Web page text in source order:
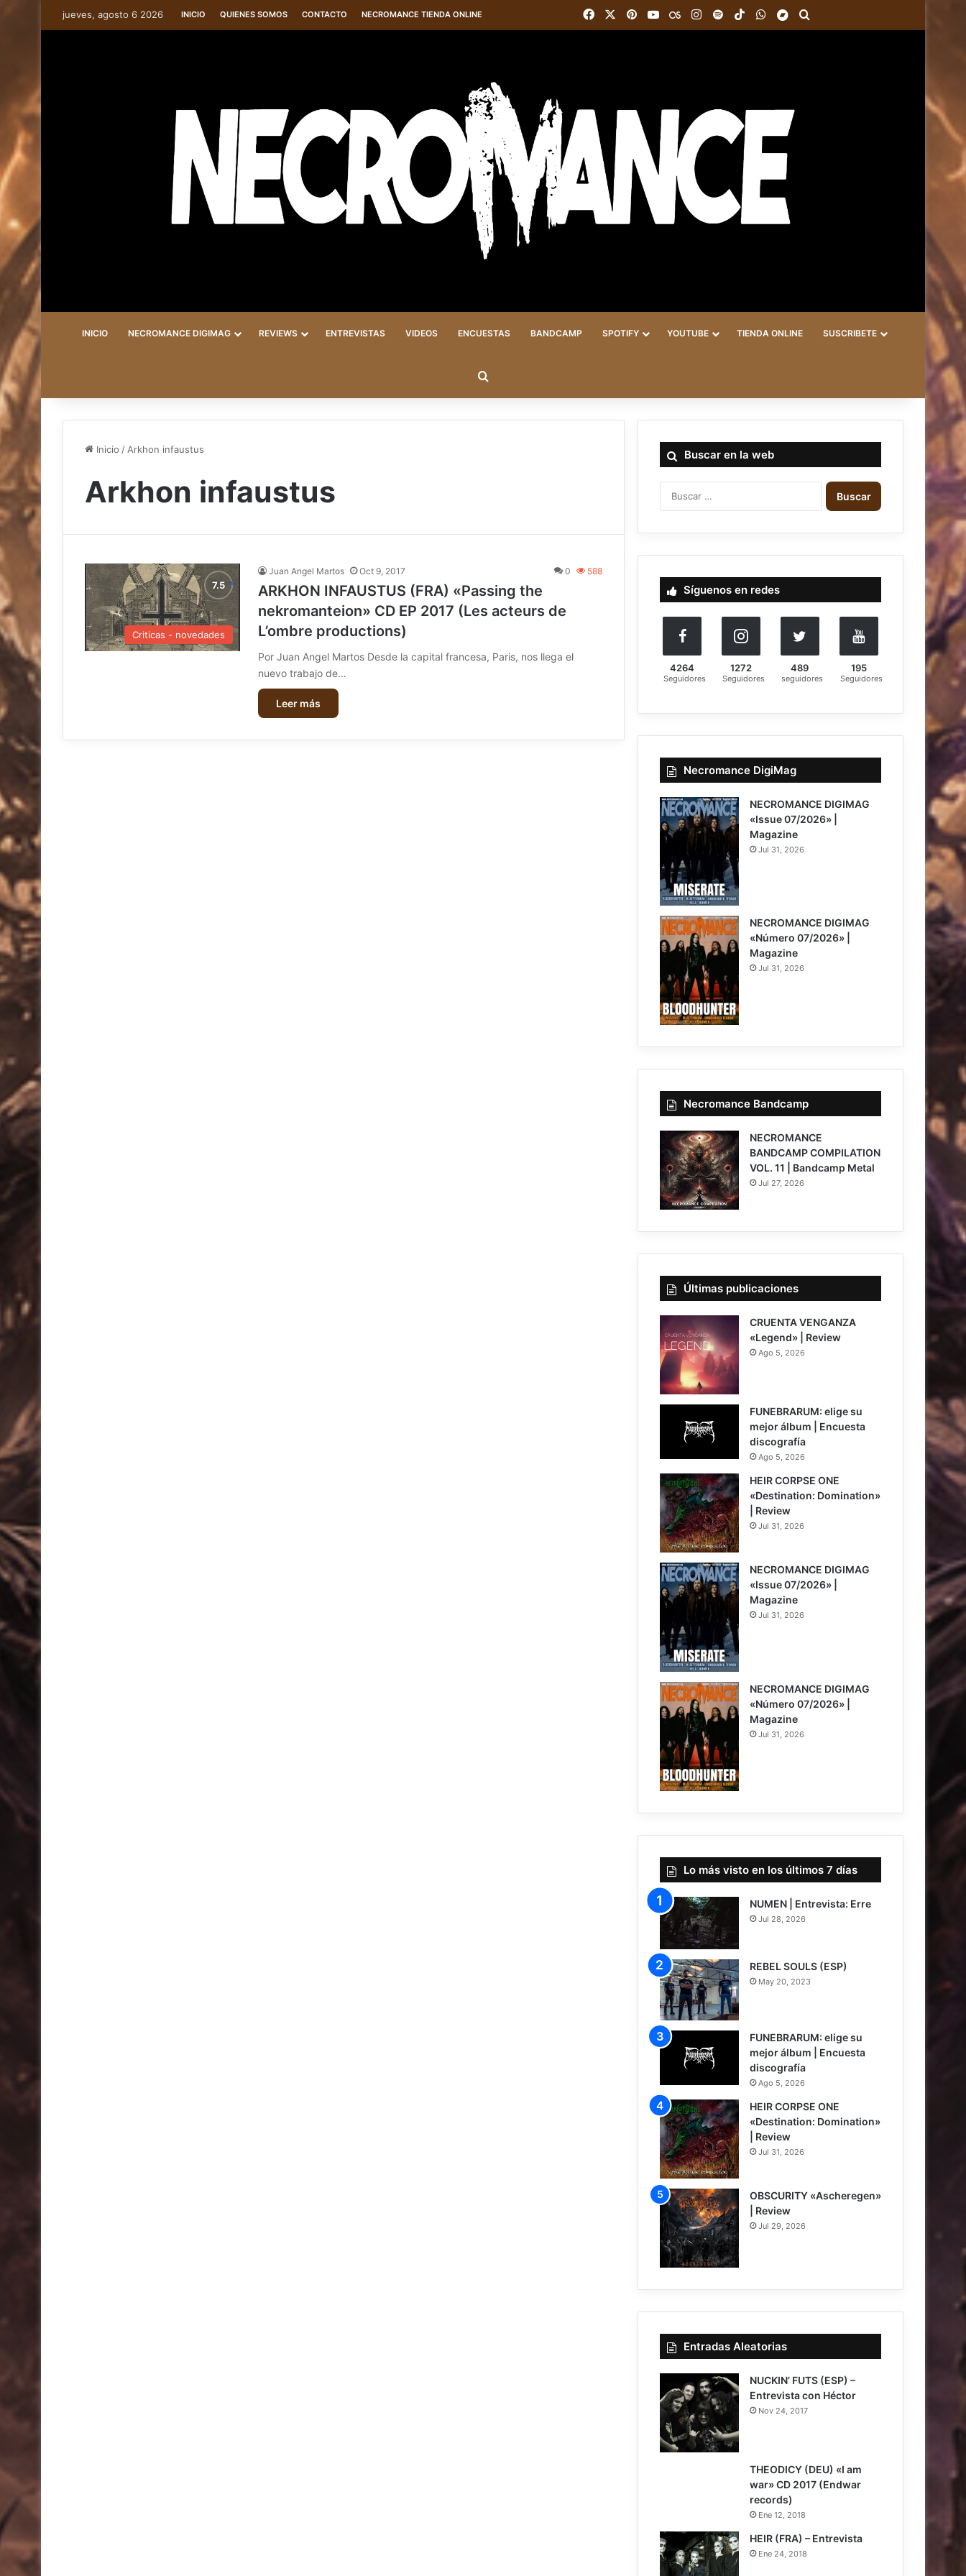
jueves, agosto 6 2026 INICIO QUIENES SOMOS CONTACTO NECROMANCE TIENDA ONLINE FacebookPinterestYouTubeLast.FMInstagram
SpotifyTikTokWhatsAppBandcamp
INICIO NECROMANCE DIGIMAG REVIEWS ENTREVISTAS VIDEOS ENCUESTAS BANDCAMP SPOTIFY YOUTUBE TIENDA ONLINE SUSCRIBETE
Inicio / Arkhon infaustus
Arkhon infaustus
Criticas - novedades
Juan Angel Martos Oct 9, 2017 0 588
ARKHON INFAUSTUS (FRA) «Passing the
nekromanteion» CD EP 2017 (Les acteurs de
L’ombre productions)
Por Juan Angel Martos Desde la capital francesa, Paris, nos llega el
nuevo trabajo de…
Leer más
Buscar en la web
B
u
c
:
Síguenos en redes
4264
Seguidores
1272
Seguidores
489
seguidores
195
Seguidores
Necromance DigiMag
NECROMANCE DIGIMAG
«Issue 07/2026» |
Magazine
Jul 31, 2026
NECROMANCE DIGIMAG
«Número 07/2026» |
Magazine
Jul 31, 2026
Necromance Bandcamp
NECROMANCE
BANDCAMP COMPILATION
VOL. 11 | Bandcamp Metal
Jul 27, 2026
Últimas publicaciones
7
CRUENTA VENGANZA
«Legend» | Review
Ago 5, 2026
FUNEBRARUM: elige su
mejor álbum | Encuesta
discografía
Ago 5, 2026
8
HEIR CORPSE ONE
«Destination: Domination»
| Review
Jul 31, 2026
NECROMANCE DIGIMAG
«Issue 07/2026» |
Magazine
Jul 31, 2026
NECROMANCE DIGIMAG
«Número 07/2026» |
Magazine
Jul 31, 2026
Lo más visto en los últimos 7 días
NUMEN | Entrevista: Erre
Jul 28, 2026
REBEL SOULS (ESP)
May 20, 2023
FUNEBRARUM: elige su
mejor álbum | Encuesta
discografía
Ago 5, 2026
8
HEIR CORPSE ONE
«Destination: Domination»
| Review
Jul 31, 2026
7.5
OBSCURITY «Ascheregen»
| Review
Jul 29, 2026
Entradas Aleatorias
NUCKIN’ FUTS (ESP) –
Entrevista con Héctor
Nov 24, 2017
THEODICY (DEU) «I am
war» CD 2017 (Endwar
records)
Ene 12, 2018
HEIR (FRA) – Entrevista
Ene 24, 2018